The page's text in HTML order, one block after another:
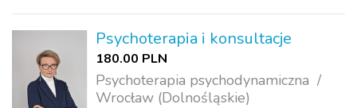
Psychoterapia i konsultacje
180.00 PLN
Psychoterapia psychodynamiczna
Wrocław (Dolnośląskie)